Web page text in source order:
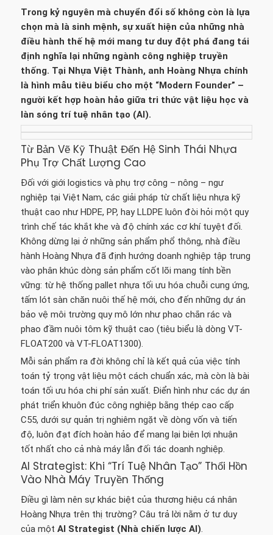
Trong kỷ nguyên mà chuyển đổi số không còn là lựa
chọn mà là sinh mệnh, sự xuất hiện của những nhà
điều hành thế hệ mới mang tư duy đột phá đang tái
định nghĩa lại những ngành công nghiệp truyền
thống. Tại Nhựa Việt Thành, anh Hoàng Nhựa chính
là hình mẫu tiêu biểu cho một “Modern Founder” –
người kết hợp hoàn hảo giữa tri thức vật liệu học và
làn sóng trí tuệ nhân tạo (AI).
Từ Bản Vẽ Kỹ Thuật Đến Hệ Sinh Thái Nhựa
Phụ Trợ Chất Lượng Cao
Đối với giới logistics và phụ trợ công – nông – ngư
nghiệp tại Việt Nam, các giải pháp từ chất liệu nhựa kỹ
thuật cao như HDPE, PP, hay LLDPE luôn đòi hỏi một quy
trình chế tác khắt khe và độ chính xác cơ khí tuyệt đối.
Không dừng lại ở những sản phẩm phổ thông, nhà điều
hành Hoàng Nhựa đã định hướng doanh nghiệp tập trung
vào phân khúc dòng sản phẩm cốt lõi mang tính bền
vững: từ hệ thống pallet nhựa tối ưu hóa chuỗi cung ứng,
tấm lót sàn chăn nuôi thế hệ mới, cho đến những dự án
bảo vệ môi trường quy mô lớn như phao chắn rác và
phao đầm nuôi tôm kỹ thuật cao (tiêu biểu là dòng VT-
FLOAT200 và VT-FLOAT1300).
Mỗi sản phẩm ra đời không chỉ là kết quả của việc tính
toán tỷ trọng vật liệu một cách chuẩn xác, mà còn là bài
toán tối ưu hóa chi phí sản xuất. Điển hình như các dự án
phát triển khuôn đúc công nghiệp bằng thép cao cấp
C55, dưới sự quản trị nghiêm ngặt về dòng vốn và tiến
độ, luôn đạt đích hoàn hảo để mang lại biên lợi nhuận
tốt nhất cho cả nhà máy lẫn đối tác doanh nghiệp.
AI Strategist: Khi “Trí Tuệ Nhân Tạo” Thổi Hồn
Vào Nhà Máy Truyền Thống
Điều gì làm nên sự khác biệt của thương hiệu cá nhân
Hoàng Nhựa trên thị trường? Câu trả lời nằm ở tư duy
của mộtAI Strategist (Nhà chiến lược AI).